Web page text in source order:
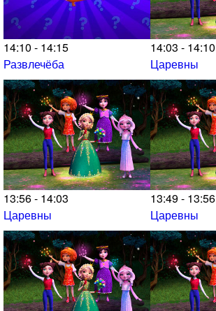
14:10 - 14:15
Развлечёба
14:03 - 14:10
Царевны
13:56 - 14:03
Царевны
13:49 - 13:56
Царевны